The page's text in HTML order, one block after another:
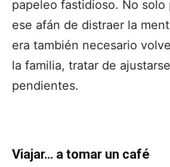
papeleo fastidioso. No solo
ese afán de distraer la
era también necesario
la familia, tratar de
pendientes.
Viajar… a tomar un café